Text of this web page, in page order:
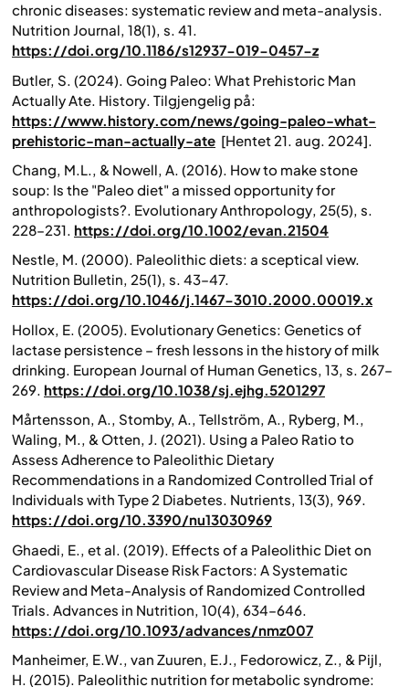
chronic diseases: systematic review and meta-analysis.
Nutrition Journal, 18(1), s. 41.
https://doi.org/10.1186/s12937-019-0457-z
Butler, S. (2024). Going Paleo: What Prehistoric Man
Actually Ate. History . Tilgjengelig på:
https://www.history.com/news/going-paleo-what-
prehistoric-man-actually-ate [Hentet 21. aug. 2024].
Chang, M.L., & Nowell, A. (2016). How to make stone
soup: Is the "Paleo diet" a missed opportunity for
anthropologists?. Evolutionary Anthropology, 25(5), s.
228–231. https://doi.org/10.1002/evan.21504
Nestle, M. (2000). Paleolithic diets: a sceptical view.
Nutrition Bulletin, 25(1), s. 43–47.
https://doi.org/10.1046/j.1467-3010.2000.00019.x
Hollox, E. (2005). Evolutionary Genetics: Genetics of
lactase persistence – fresh lessons in the history of milk
drinking. European Journal of Human Genetics, 13, s. 267–
269. https://doi.org/10.1038/sj.ejhg.5201297
Mårtensson, A., Stomby, A., Tellström, A., Ryberg, M.,
Waling, M., & Otten, J. (2021). Using a Paleo Ratio to
Assess Adherence to Paleolithic Dietary
Recommendations in a Randomized Controlled Trial of
Individuals with Type 2 Diabetes. Nutrients, 13(3), 969.
https://doi.org/10.3390/nu13030969
Ghaedi, E., et al. (2019). Effects of a Paleolithic Diet on
Cardiovascular Disease Risk Factors: A Systematic
Review and Meta-Analysis of Randomized Controlled
Trials. Advances in Nutrition , 10(4), 634–646.
https://doi.org/10.1093/advances/nmz007
Manheimer, E.W., van Zuuren, E.J., Fedorowicz, Z., & Pijl,
H. (2015). Paleolithic nutrition for metabolic syndrome: